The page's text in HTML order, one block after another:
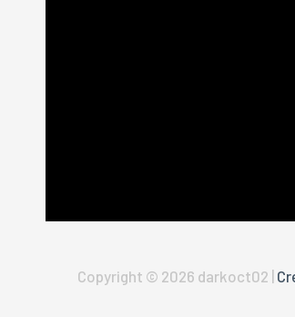
Copyright © 2026 darkoct02